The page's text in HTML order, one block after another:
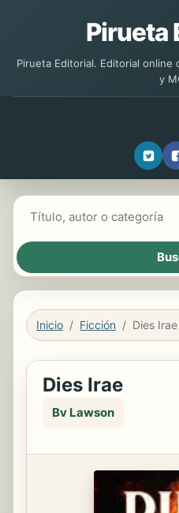
Pirueta
Pirueta Editorial. Editorial online
y
Inicio Ficción Dies Irae
Dies Irae
Bv Lawson